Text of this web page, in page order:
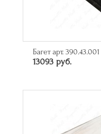
Багет арт. 390.43.001
13093 руб.